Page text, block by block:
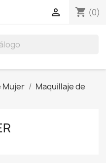
shopping_cart (0)

Mujer
Maquillaje de